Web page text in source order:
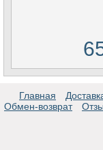
Главная
Обмен-возврат